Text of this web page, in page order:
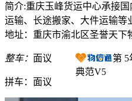
简介:重庆玉峰货运中心承接
运输、长途搬家、大件运输等
地址：重庆市渝北区圣誉天下
整车： 面议
拼车： 面议
第 5
典范V5